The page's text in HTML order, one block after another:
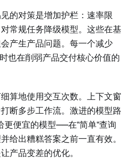
的对策是增加护栏：速率限
常规任务降级模型。这些在基
产生产品问题。每一个减少
也在削弱产品交付核心价值的
算地使用交互次数。上下文窗
断多步工作流。激进的模型路
更便宜的模型——在"简单"查询
给出糟糕答案之前一直有效。
产品变差的优化。